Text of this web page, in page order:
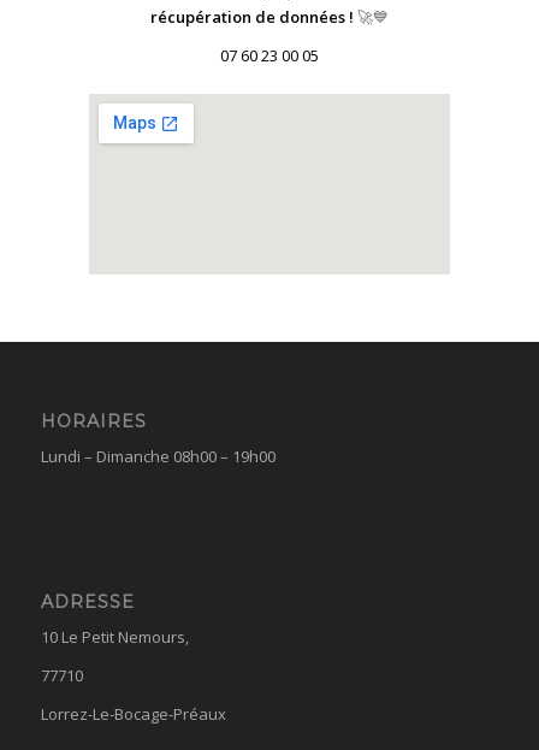
récupération de données ! 🚀💙
07 60 23 00 05
HORAIRES
Lundi – Dimanche 08h00 – 19h00
ADRESSE
10 Le Petit Nemours,
77710
Lorrez-Le-Bocage-Préaux